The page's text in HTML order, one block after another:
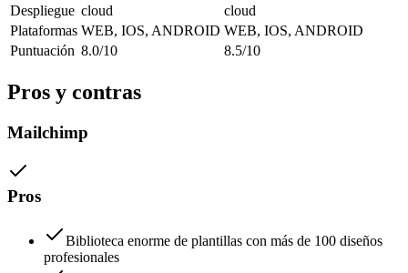
Despliegue cloud
cloud
Plataformas WEB, IOS, ANDROID WEB, IOS, ANDROID
Puntuación 8.0/10 8.5/10
Pros y contras
Mailchimp
Pros
Biblioteca enorme de plantillas con más de 100 diseños
profesionales